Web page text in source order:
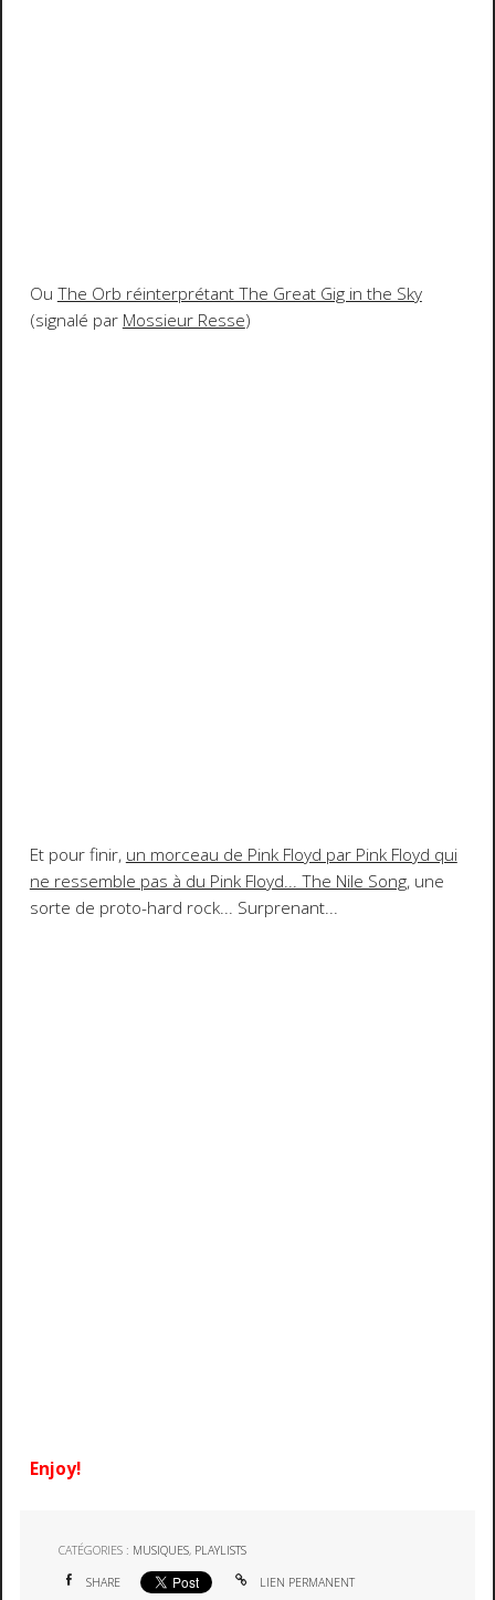
Ou The Orb réinterprétant The Great Gig in the Sky
(signalé par Mossieur Resse)
Et pour finir, un morceau de Pink Floyd par Pink Floyd qui
ne ressemble pas à du Pink Floyd... The Nile Song, une
sorte de proto-hard rock... Surprenant...
Enjoy!
CATÉGORIES : MUSIQUES, PLAYLISTS
SHARE LIEN PERMANENT